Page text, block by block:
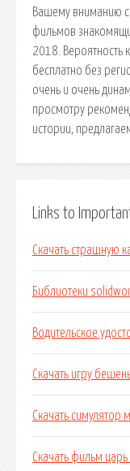
Вашему вниманию
фильмов
2018. Вероятность
бесплатно без
очень и очень
просмотру
истории,
Links to
Скачать страшную
Библиотеки
Водительское
Скачать игру
Скачать симулятор
Скачать фильм царь